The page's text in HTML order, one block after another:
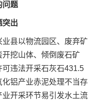
问题
突出
县以物流园区、废弃矿
挖山体、倾倒废石矿
违法开采石灰石431.5
铝产业赤泥处理不当存
开采环节易引发水土流